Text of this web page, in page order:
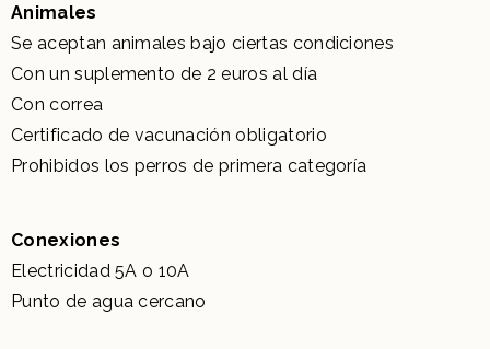
Animales
Se aceptan animales bajo ciertas condiciones
Con un suplemento de 2 euros al día
Con correa
Certificado de vacunación obligatorio
Prohibidos los perros de primera categoría
Conexiones
Electricidad 5A o 10A
Punto de agua cercano